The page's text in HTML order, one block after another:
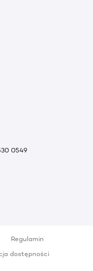
0549
Regulamin
dostępności